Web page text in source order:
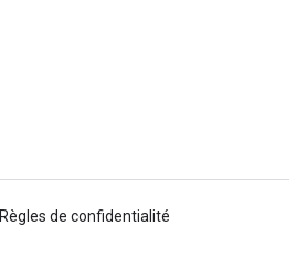
Règles de confidentialité